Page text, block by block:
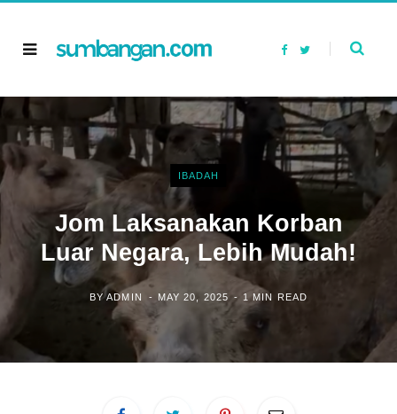
F
b
o
o
k
T
t
e
r
IBADAH
Jom Laksanakan Korban
Luar Negara, Lebih Mudah!
BYADMIN MAY 20, 2025 1 MIN READ